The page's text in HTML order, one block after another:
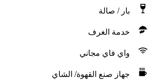
بار / صالة
خدمة الغرف
واي فاي مجاني
جهاز صنع القهوة/ الشاي